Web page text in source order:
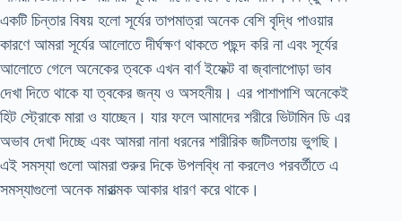
একটি চিন্তার বিষয় হলো সূর্যের তাপমাত্রা অনেক বেশি বৃদ্ধি পাওয়ার
কারণে আমরা সূর্যের আলোতে দীর্ঘক্ষণ থাকতে পছন্দ করি না এবং সূর্যের
আলোতে গেলে অনেকের ত্বকে এখন বার্ণ ইফেক্ট বা জ্বালাপোড়া ভাব
দেখা দিতে থাকে যা ত্বকের জন্য ও অসহনীয়। এর পাশাপাশি অনেকেই
হিট স্ট্রোকে মারা ও যাচ্ছেন। যার ফলে আমাদের শরীরে ভিটামিন ডি এর
অভাব দেখা দিচ্ছে এবং আমরা নানা ধরনের শারীরিক জটিলতায় ভুগছি।
এই সমস্যা গুলো আমরা শুরুর দিকে উপলব্ধি না করলেও পরবর্তীতে এ
সমস্যাগুলো অনেক মারাত্মক আকার ধারণ করে থাকে।